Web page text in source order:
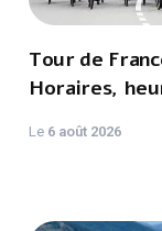
Tour de
Horaires,
Le 6 août 2026